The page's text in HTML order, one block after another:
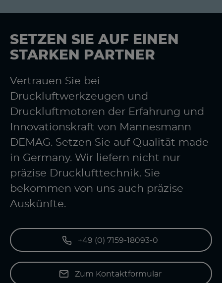
SETZEN SIE AUF EINEN
STARKEN PARTNER
Vertrauen Sie bei
Druckluftwerkzeugen und
Druckluftmotoren der Erfahrung und
Innovationskraft von Mannesmann
DEMAG. Setzen Sie auf Qualität made
in Germany. Wir liefern nicht nur
präzise Drucklufttechnik. Sie
bekommen von uns auch präzise
Auskünfte.
+49 (0) 7159-18093-0
Zum Kontaktformular